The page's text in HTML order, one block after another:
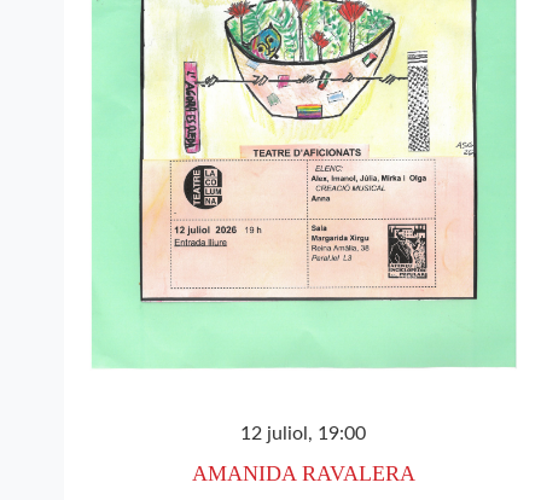
12 juliol, 19:00
AMANIDA RAVALERA